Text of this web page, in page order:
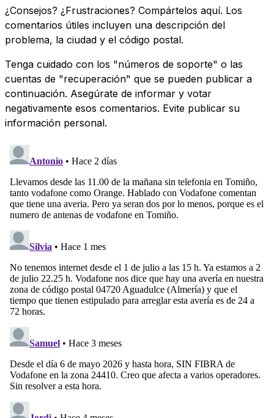
¿Consejos? ¿Frustraciones? Compártelos aquí. Los
comentarios útiles incluyen una descripción del
problema, la ciudad y el código postal.
Tenga cuidado con los "números de soporte" o las
cuentas de "recuperación" que se pueden publicar a
continuación. Asegúrate de informar y votar
negativamente esos comentarios. Evite publicar su
información personal.